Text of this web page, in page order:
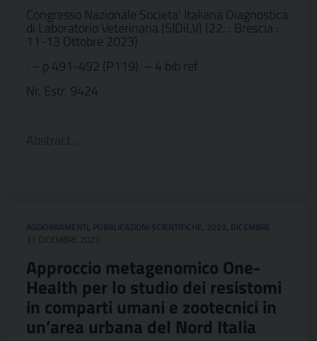
Congresso Nazionale Societa’ Italiana Diagnostica
di Laboratorio Veterinaria (SIDiLV) (22. : Brescia :
11-13 Ottobre 2023)
. – p 491-492 (P119). – 4 bib ref
Nr. Estr. 9424
Abstract…
AGGIORNAMENTI, PUBBLICAZIONI SCIENTIFICHE, 2023, DICEMBRE
31 DICEMBRE 2023
Approccio metagenomico One-
Health per lo studio dei resistomi
in comparti umani e zootecnici in
un’area urbana del Nord Italia